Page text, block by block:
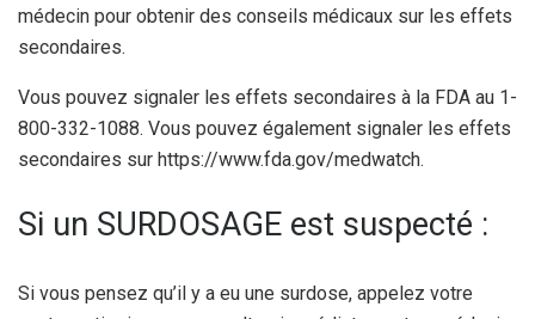
médecin pour obtenir des conseils médicaux sur les effets
secondaires.
Vous pouvez signaler les effets secondaires à la FDA au 1-
800-332-1088. Vous pouvez également signaler les effets
secondaires sur https://www.fda.gov/medwatch.
Si un SURDOSAGE est suspecté :
Si vous pensez qu’il y a eu une surdose, appelez votre